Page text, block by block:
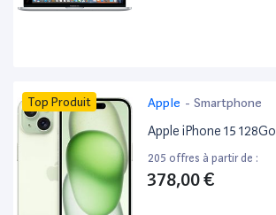
Top Produit Apple - Smartphone
Apple iPhone 15 128Go
205 offres à partir de :
378,00 €